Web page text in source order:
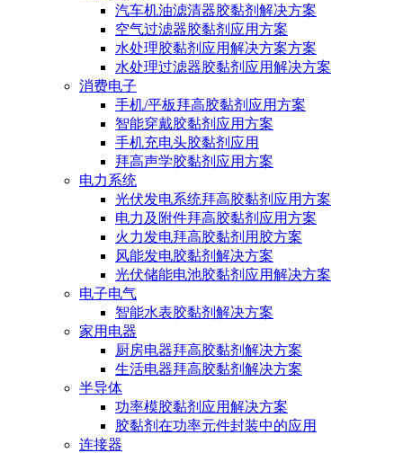
汽车机油滤清器胶黏剂解决方案
空气过滤器胶黏剂应用方案
水处理胶黏剂应用解决方案方案
水处理过滤器胶黏剂应用解决方案
消费电子
手机/平板拜高胶黏剂应用方案
智能穿戴胶黏剂应用方案
手机充电头胶黏剂应用
拜高声学胶黏剂应用方案
电力系统
光伏发电系统拜高胶黏剂应用方案
电力及附件拜高胶黏剂应用方案
火力发电拜高胶黏剂用胶方案
风能发电胶黏剂解决方案
光伏储能电池胶黏剂应用解决方案
电子电气
智能水表胶黏剂解决方案
家用电器
厨房电器拜高胶黏剂解决方案
生活电器拜高胶黏剂解决方案
半导体
功率模胶黏剂应用解决方案
胶黏剂在功率元件封装中的应用
连接器